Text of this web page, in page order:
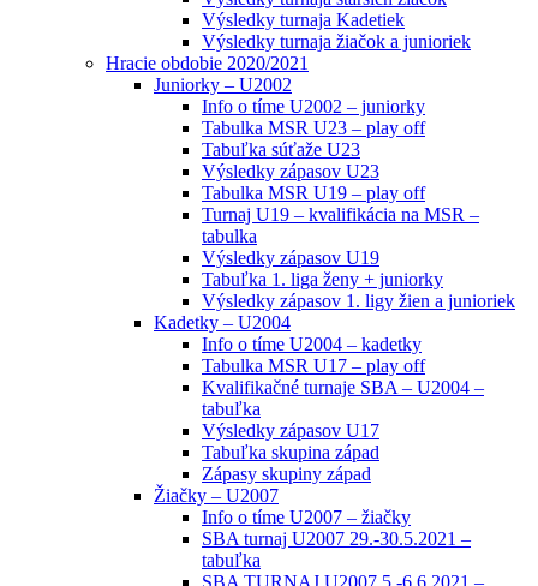
Výsledky turnaja Kadetiek
Výsledky turnaja žiačok a junioriek
Hracie obdobie 2020/2021
Juniorky – U2002
Info o tíme U2002 – juniorky
Tabulka MSR U23 – play off
Tabuľka súťaže U23
Výsledky zápasov U23
Tabulka MSR U19 – play off
Turnaj U19 – kvalifikácia na MSR –
tabulka
Výsledky zápasov U19
Tabuľka 1. liga ženy + juniorky
Výsledky zápasov 1. ligy žien a junioriek
Kadetky – U2004
Info o tíme U2004 – kadetky
Tabulka MSR U17 – play off
Kvalifikačné turnaje SBA – U2004 –
tabuľka
Výsledky zápasov U17
Tabuľka skupina západ
Zápasy skupiny západ
Žiačky – U2007
Info o tíme U2007 – žiačky
SBA turnaj U2007 29.-30.5.2021 –
tabuľka
SBA TURNAJ U2007 5.-6.6.2021 –